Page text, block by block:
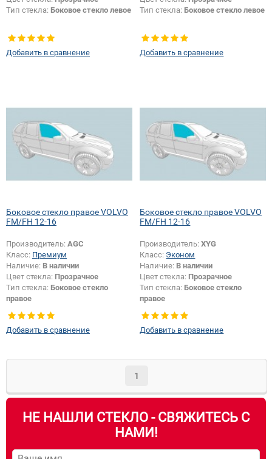
Тип стекла: Боковое стекло левое
Добавить в сравнение
Тип стекла: Боковое стекло левое
Добавить в сравнение
Боковое стекло правое VOLVO
FM/FH 12-16
Производитель: AGC
Класс: Премиум
Наличие: В наличии
Цвет стекла: Прозрачное
Тип стекла: Боковое стекло
правое
Добавить в сравнение
Боковое стекло правое VOLVO
FM/FH 12-16
Производитель:XYG
Класс: Эконом
Наличие: В наличии
Цвет стекла: Прозрачное
Тип стекла: Боковое стекло
правое
Добавить в сравнение
1
НЕ НАШЛИ СТЕКЛО - СВЯЖИТЕСЬ С
НАМИ!